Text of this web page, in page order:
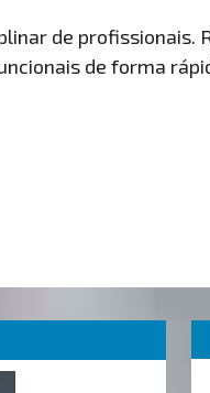
de profissionais.
de forma